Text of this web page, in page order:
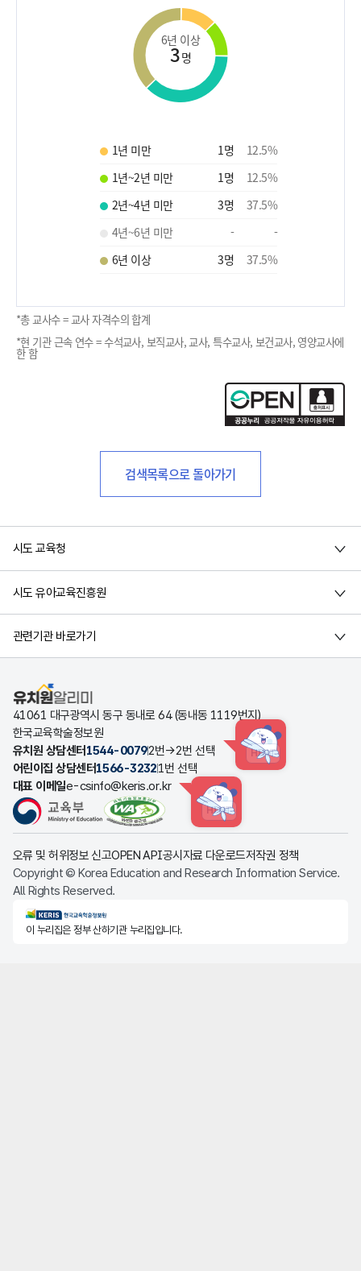
6년 이상
3명
1년 미만 1명 12.5%
1년~2년 미만
1명 12.5%
2년~4년 미만
3명 37.5%
4년~6년 미만
-
-
6년 이상
3명 37.5%
*총 교사수 = 교사 자격수의 합계
*현 기관 근속 연수 = 수석교사, 보직교사, 교사, 특수교사, 보건교사, 영양교사에
한 함
검색목록으로 돌아가기
시도 교육청
시도 유아교육진흥원
관련기관 바로가기
유치원알리미
41061 대구광역시 동구 동내로 64 (동내동 1119번지)
한국교육학술정보원
유치원 상담센터 1544-00792번→2번 선택 HINT
어린이집 상담센터1566-32321번 선택
대표 이메일e-csinfo@keris.or.kr
HINT
오류 및 허위정보 신고OPEN API공시자료 다운로드저작권 정책
Copyright © Korea Education and Research Information Service.
All Rights Reserved.
KERIS한국교육학술정보원
이 누리집은 정부 산하기관 누리집입니다.